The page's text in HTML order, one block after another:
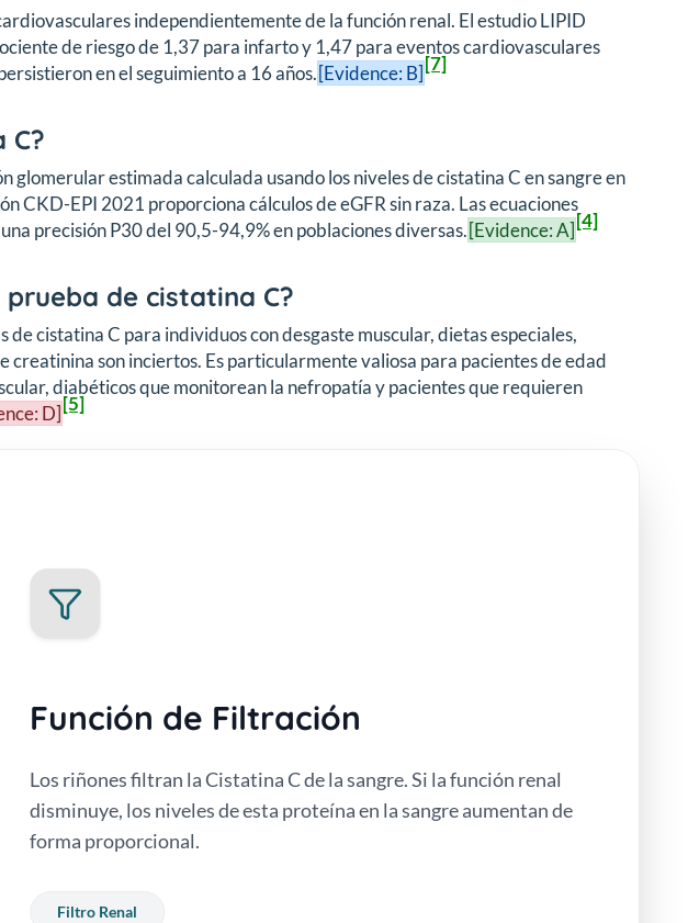
independientemente de la función renal. El estudio LIPID
de riesgo de 1,37 para infarto y 1,47 para eventos cardiovasculares
en el seguimiento a 16 años.[Evidence: B][7]
C?
glomerular estimada calculada usando los niveles de cistatina C en sangre en
CKD-EPI 2021 proporciona cálculos de eGFR sin raza. Las ecuaciones
precisión P30 del 90,5-94,9% en poblaciones diversas.[Evidence: A][4]
de cistatina C?
cistatina C para individuos con desgaste muscular, dietas especiales,
creatinina son inciertos. Es particularmente valiosa para pacientes de edad
diabéticos que monitorean la nefropatía y pacientes que requieren
D][5]
Función de Filtración
Los riñones filtran la Cistatina C de la sangre. Si la función renal
disminuye, los niveles de esta proteína en la sangre aumentan de
forma proporcional.
Filtro Renal